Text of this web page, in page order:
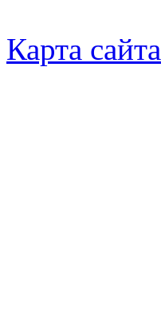
Карта сайта